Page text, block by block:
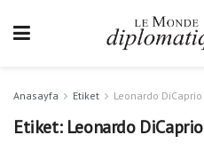
Anasayfa Etiket Leonardo DiCaprio
Etiket: Leonardo DiCaprio